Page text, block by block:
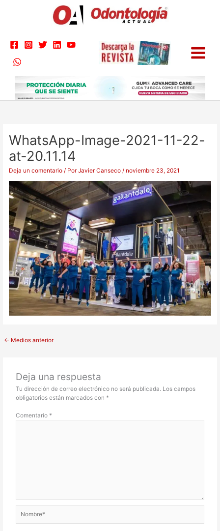
WhatsApp-Image-2021-11-22-
at-20.11.14
Deja un comentario / PorJavier Canseco/ noviembre 23, 2021
← Medios anterior
Deja una respuesta
Tu dirección de correo electrónico no será publicada. Los campos
obligatorios están marcados con *
Comentario *